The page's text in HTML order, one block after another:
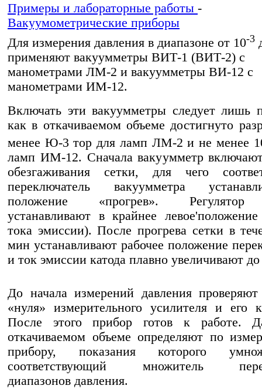
Примеры и лабораторные работы -
Вакуумометрические приборы
Для измерения давления в диапазоне от 10-3
применяют вакуумметры ВИТ-1 (ВИТ-2) с
манометрами ЛМ-2 и вакуумметры ВИ-12 с
манометрами ИМ-12.
Включать эти вакуумметры следует лишь
как в откачиваемом объеме достигнуто
менее Ю-3 тор для ламп ЛМ-2 и не менее
ламп ИМ-12. Сначала вакуумметр
обезгаживания сетки, для чего
переключатель вакуумметра
положение «прогрев». Регулятор
устанавливают в крайнее
тока эмиссии). После прогрева сетки в
мин устанавливают рабочее положение
и ток эмиссии катода плавно увеличивают
До начала измерений давления проверяют
«нуля» измерительного усилителя и его
После этого прибор готов к работе.
откачиваемом объеме определяют по
прибору, показания которого
соответствующий множитель
диапазонов давления.